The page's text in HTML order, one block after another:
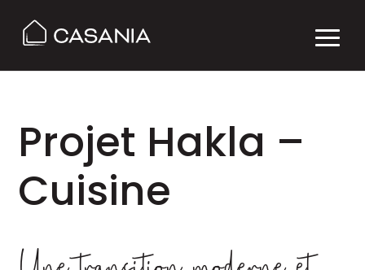
Projet Hakla –
Cuisine